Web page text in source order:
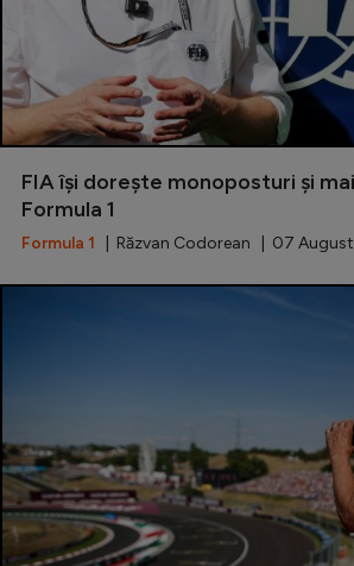
FIA își dorește monoposturi și
Formula 1
Formula 1 | Răzvan Codorean | 07 August